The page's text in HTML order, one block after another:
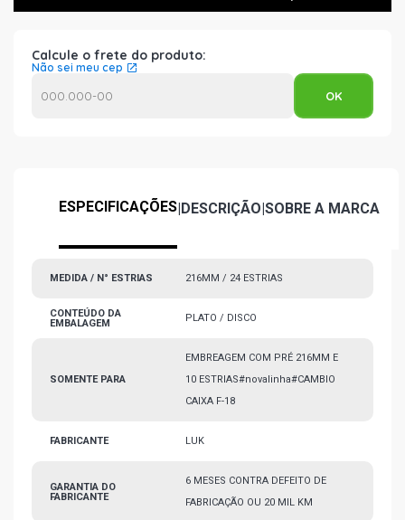
Calcule o frete do produto:
Não sei meu cep
ESPECIFICAÇÕES|DESCRIÇÃO|SOBRE A MARCA
MEDIDA / N° ESTRIAS 216MM / 24 ESTRIAS
CONTEÚDO DA
EMBALAGEM
PLATO / DISCO
SOMENTE PARA
EMBREAGEM COM PRÉ 216MM E
10 ESTRIAS#novalinha#CAMBIO
CAIXA F-18
FABRICANTE LUK
GARANTIA DO
FABRICANTE
6 MESES CONTRA DEFEITO DE
FABRICAÇÃO OU 20 MIL KM